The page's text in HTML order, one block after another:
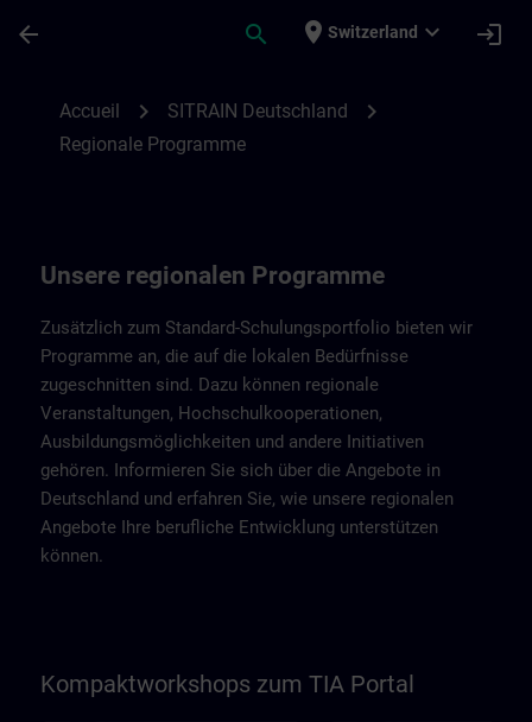
arrow_back search place Switzerland expand_more login
Accueil chevron_right SITRAIN Deutschland chevron_right
Regionale Programme
Unsere regionalen Programme
Zusätzlich zum Standard-Schulungsportfolio bieten wir
Programme an, die auf die lokalen Bedürfnisse
zugeschnitten sind. Dazu können regionale
Veranstaltungen, Hochschulkooperationen,
Ausbildungsmöglichkeiten und andere Initiativen
gehören. Informieren Sie sich über die Angebote in
Deutschland und erfahren Sie, wie unsere regionalen
Angebote Ihre berufliche Entwicklung unterstützen
können.
Kompaktworkshops zum TIA Portal